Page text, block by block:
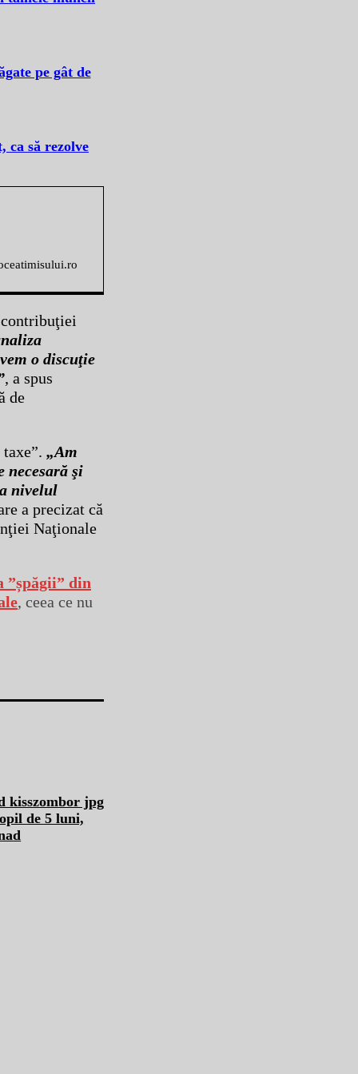
pe gât de
ca să rezolve
o discuţie
, a spus
de
„Am
necesară şi
nivelul
a precizat că
Naţionale
”șpăgii” din
, ceea ce nu
de 5 luni,